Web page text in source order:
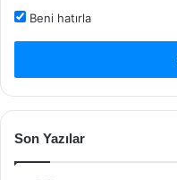
Beni hatırla
Son Yazılar